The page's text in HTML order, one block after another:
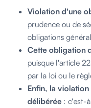
Violation d'une
prudence ou de
obligations
Cette obligation
puisque l'article
par la loi ou le
Enfin, la
délibérée : c'est-